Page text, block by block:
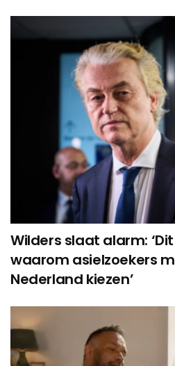
Wilders slaat alarm:
waarom asielzoekers
Nederland kiezen’